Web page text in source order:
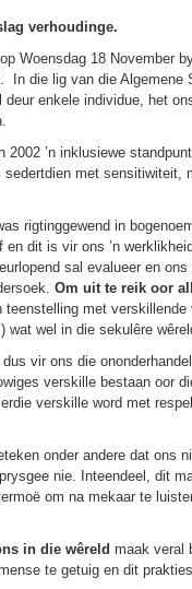
verhoudinge.
Woensdag 18 November
In die lig van die Algemene
enkele individue, het
’n inklusiewe
met sensitiwiteit,
rigtinggewend in
dit is vir ons ’n
sal evalueer en
Om uit te reik oor
met
wel in die sekulêre
vir ons die
verskille bestaan oor
verskille word met
onder andere dat ons
nie. Inteendeel, dit
om na mekaar te
in die wêreld maak veral
te getuig en dit